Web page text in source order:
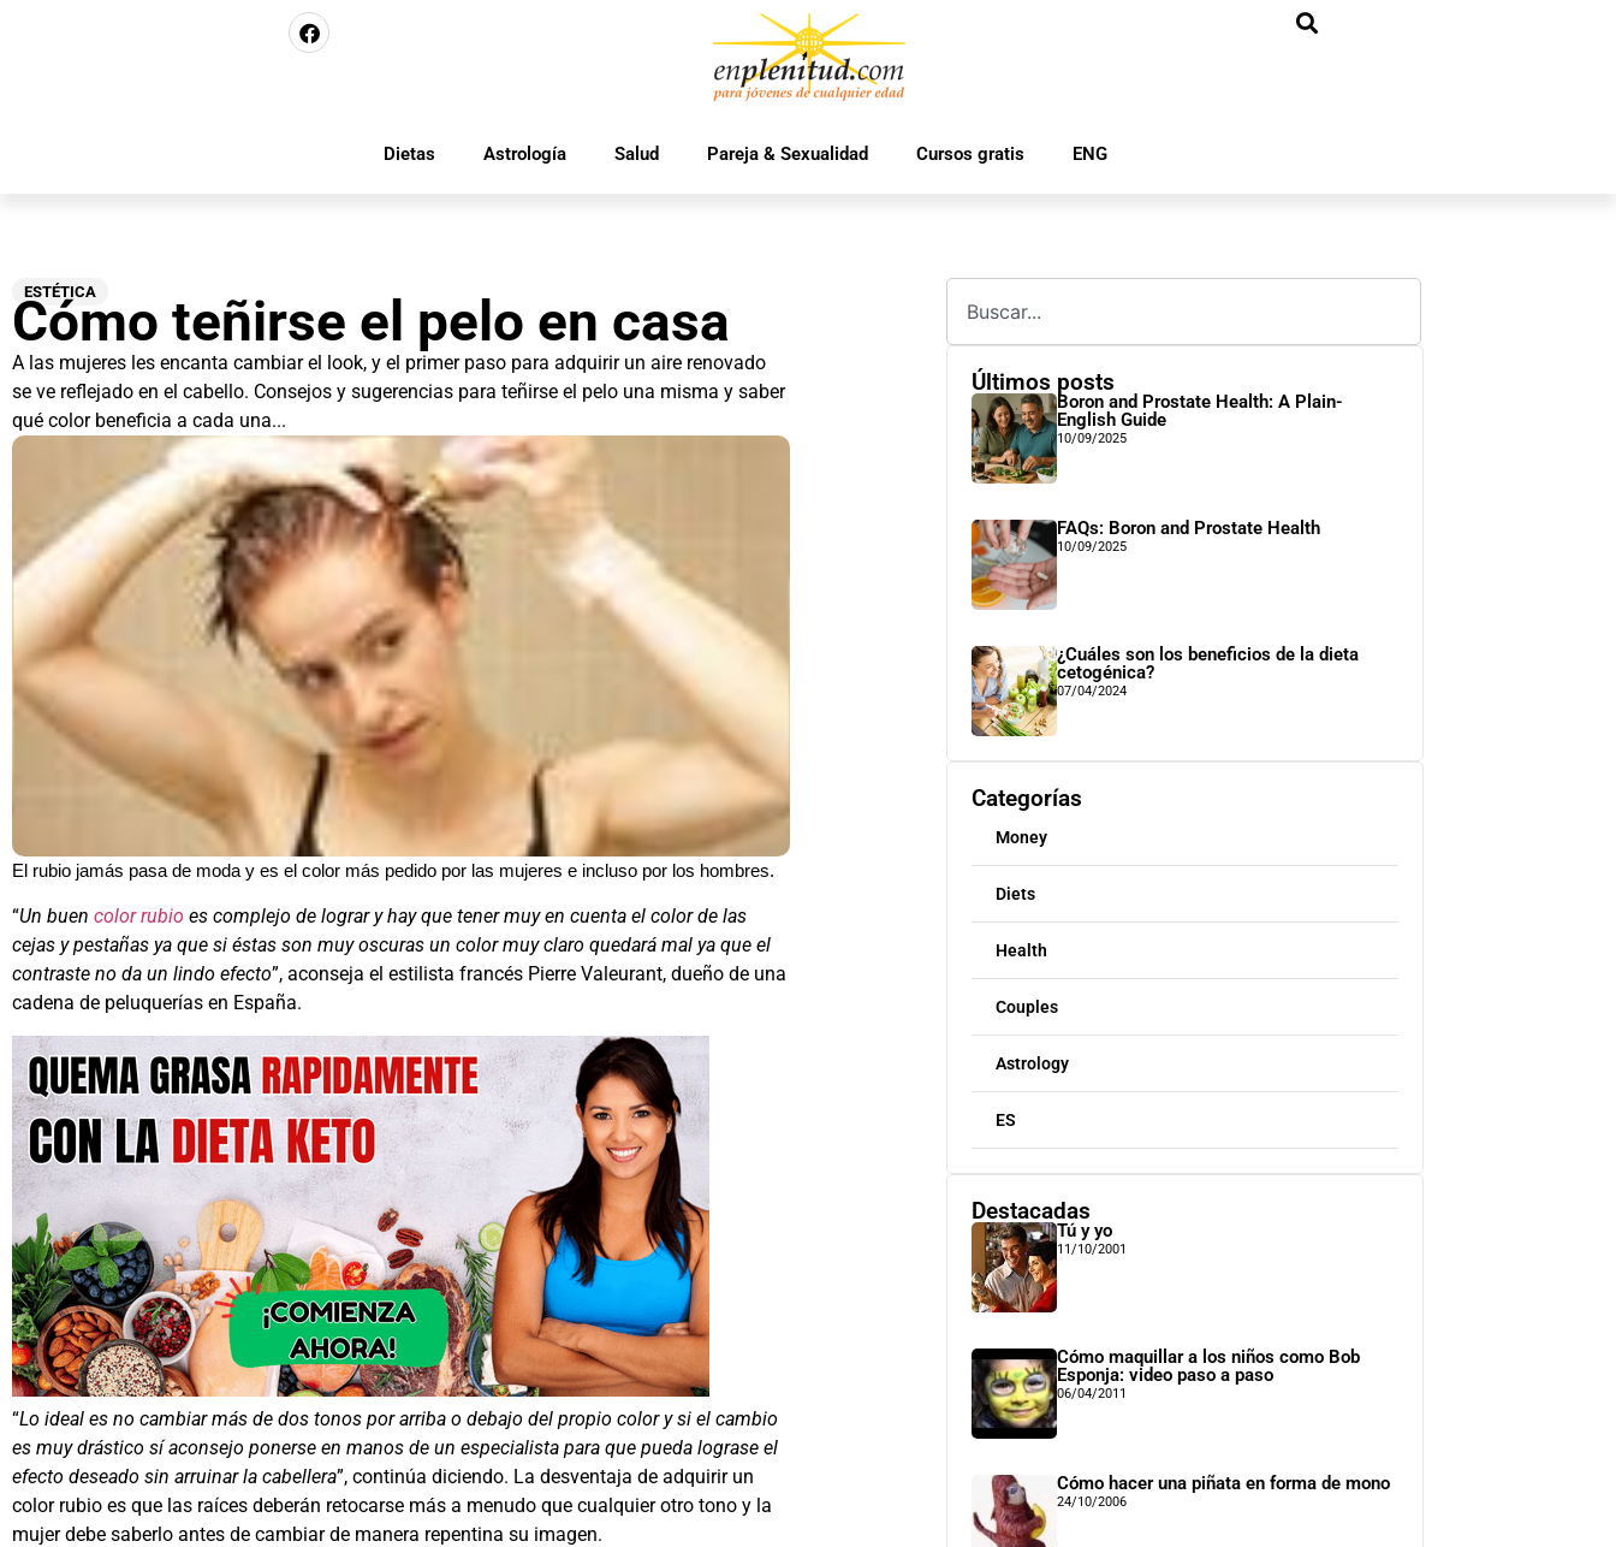
Dietas Astrología Salud Pareja & Sexualidad Cursos gratis ENG
ESTÉTICA
Cómo teñirse el pelo en casa
A las mujeres les encanta cambiar el look, y el primer paso para adquirir un aire renovado
se ve reflejado en el cabello. Consejos y sugerencias para teñirse el pelo una misma y saber
qué color beneficia a cada una...
El rubio jamás pasa de moda y es el color más pedido por las mujeres e incluso por los hombres.
“Un buen color rubio es complejo de lograr y hay que tener muy en cuenta el color de las
cejas y pestañas ya que si éstas son muy oscuras un color muy claro quedará mal ya que el
contraste no da un lindo efecto”, aconseja el estilista francés Pierre Valeurant, dueño de una
cadena de peluquerías en España.
“Lo ideal es no cambiar más de dos tonos por arriba o debajo del propio color y si el cambio
es muy drástico sí aconsejo ponerse en manos de un especialista para que pueda lograse el
efecto deseado sin arruinar la cabellera”, continúa diciendo. La desventaja de adquirir un
color rubio es que las raíces deberán retocarse más a menudo que cualquier otro tono y la
mujer debe saberlo antes de cambiar de manera repentina su imagen.
Últimos posts
Boron and Prostate Health: A Plain-
English Guide
10/09/2025
FAQs: Boron and Prostate Health
10/09/2025
¿Cuáles son los beneficios de la dieta
cetogénica?
07/04/2024
Categorías
Money
Diets
Health
Couples
Astrology
ES
Destacadas
Tú y yo
11/10/2001
Cómo maquillar a los niños como Bob
Esponja: video paso a paso
06/04/2011
Cómo hacer una piñata en forma de mono
24/10/2006